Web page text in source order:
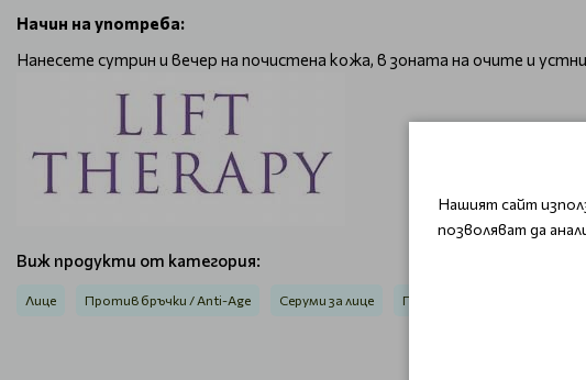
Начин на употреба:
Нанесете сутрин и вечер на почистена кожа, в зоната на очите и
Виж продукти от категория:
Лице Против бръчки / Anti-Age Серуми за лице Против бръчки
Нашият сайт
позволяват да